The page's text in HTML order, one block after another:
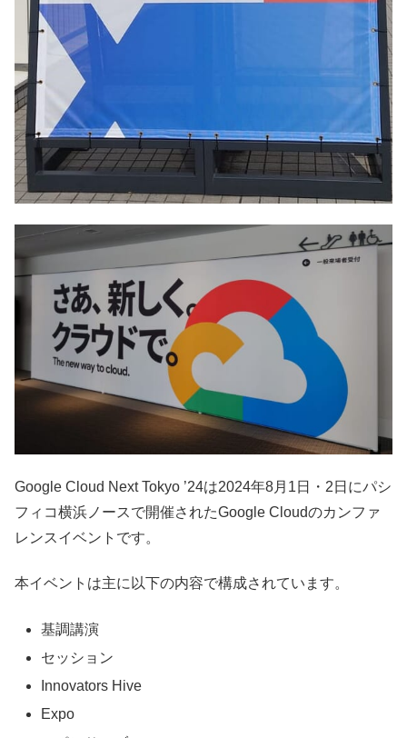
Google Cloud Next Tokyo ’24は2024年8月1日・2日にパシ
フィコ横浜ノースで開催されたGoogle Cloudのカンファ
レンスイベントです。
本イベントは主に以下の内容で構成されています。
基調講演
セッション
Innovators Hive
Expo